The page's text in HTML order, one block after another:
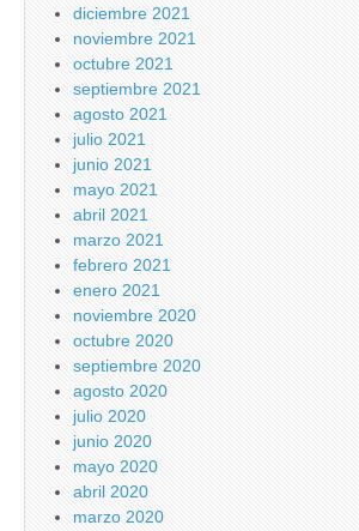
diciembre 2021
noviembre 2021
octubre 2021
septiembre 2021
agosto 2021
julio 2021
junio 2021
mayo 2021
abril 2021
marzo 2021
febrero 2021
enero 2021
noviembre 2020
octubre 2020
septiembre 2020
agosto 2020
julio 2020
junio 2020
mayo 2020
abril 2020
marzo 2020